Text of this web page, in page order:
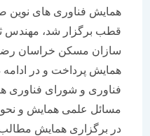
همایش فناوری های نوین
قطب برگزار شد، مهندس ثنایی،
سازان مسکن خراسان رضوی به
همایش پرداخت و در ادامه
فناوری و شورای فناوری های
مسائل علمی همایش و نحوه
در برگزاری همایش مطالب